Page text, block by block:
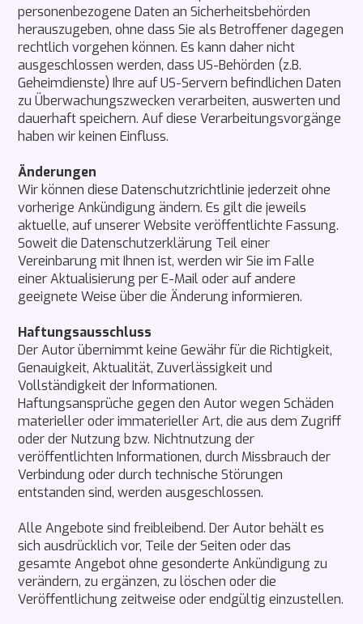
personenbezogene Daten an Sicherheitsbehörden
herauszugeben, ohne dass Sie als Betroffener dagegen
rechtlich vorgehen können. Es kann daher nicht
ausgeschlossen werden, dass US-Behörden (z.B.
Geheimdienste) Ihre auf US-Servern befindlichen Daten
zu Überwachungszwecken verarbeiten, auswerten und
dauerhaft speichern. Auf diese Verarbeitungsvorgänge
haben wir keinen Einfluss.
Änderungen
Wir können diese Datenschutzrichtlinie jederzeit ohne
vorherige Ankündigung ändern. Es gilt die jeweils
aktuelle, auf unserer Website veröffentlichte Fassung.
Soweit die Datenschutzerklärung Teil einer
Vereinbarung mit Ihnen ist, werden wir Sie im Falle
einer Aktualisierung per E-Mail oder auf andere
geeignete Weise über die Änderung informieren.
Haftungsausschluss
Der Autor übernimmt keine Gewähr für die Richtigkeit,
Genauigkeit, Aktualität, Zuverlässigkeit und
Vollständigkeit der Informationen.
Haftungsansprüche gegen den Autor wegen Schäden
materieller oder immaterieller Art, die aus dem Zugriff
oder der Nutzung bzw. Nichtnutzung der
veröffentlichten Informationen, durch Missbrauch der
Verbindung oder durch technische Störungen
entstanden sind, werden ausgeschlossen.
Alle Angebote sind freibleibend. Der Autor behält es
sich ausdrücklich vor, Teile der Seiten oder das
gesamte Angebot ohne gesonderte Ankündigung zu
verändern, zu ergänzen, zu löschen oder die
Veröffentlichung zeitweise oder endgültig einzustellen.